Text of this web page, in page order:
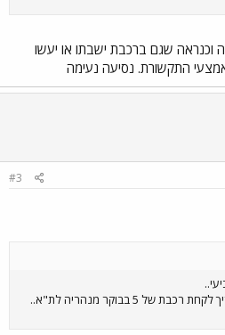
וכנראה שגם ברכבת ישבתו או יעשו
התקשורת. נסיעה נעימה
#3
האם זה כולל רכבות? אני צריך לקחת רכבת של 5 בבוקר מנהריה לת"א..